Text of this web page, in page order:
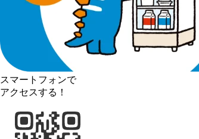
スマートフォンで
アクセスする！